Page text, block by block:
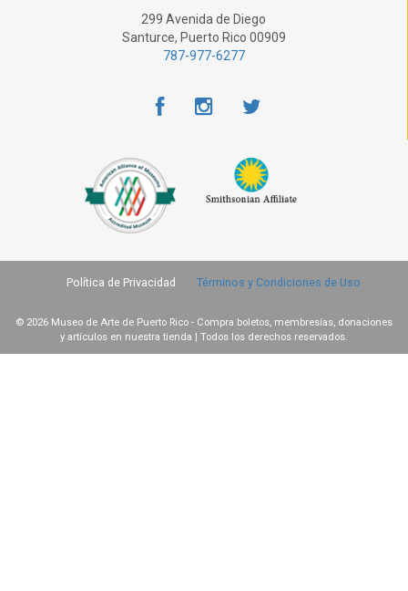
299 Avenida de Diego
Santurce, Puerto Rico 00909
787-977-6277
Política de Privacidad Términos y Condiciones de Uso
© 2026 Museo de Arte de Puerto Rico - Compra boletos, membresías, donaciones
y artículos en nuestra tienda | Todos los derechos reservados.